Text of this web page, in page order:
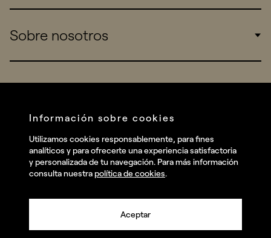
Startups
Work
Sobre nosotros
Talent
Contact
Instagram
Facebook
Información sobre cookies
Utilizamos cookies responsablemente, para fines
analíticos y para ofrecerte una experiencia satisfactoria
y personalizada de tu navegación. Para más información
consulta nuestra política de cookies.
Aceptar